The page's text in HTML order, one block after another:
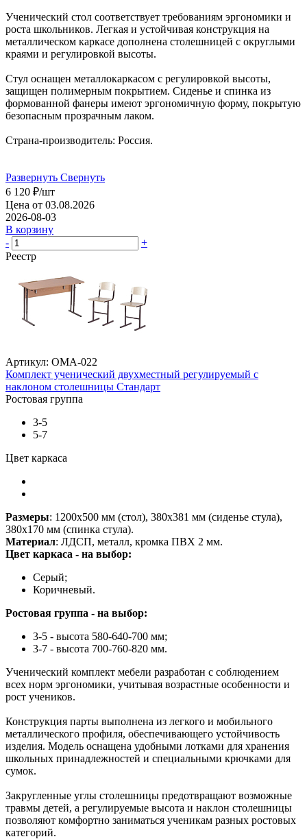
Ученический стол соответствует требованиям эргономики и
роста школьников. Легкая и устойчивая конструкция на
металлическом каркасе дополнена столешницей с округлыми
краями и регулировкой высоты.
Стул оснащен металлокаркасом с регулировкой высоты,
защищен полимерным покрытием. Сиденье и спинка из
формованной фанеры имеют эргономичную форму, покрытую
безопасным прозрачным лаком.
Страна-производитель: Россия.
Развернуть Свернуть
6 120 ₽/шт
Цена от 03.08.2026
2026-08-03
В корзину
-
+
Реестр
Артикул: ОМА-022
Комплект ученический двухместный регулируемый с
наклоном столешницы Стандарт
Ростовая группа
3-5
5-7
Цвет каркаса
Размеры: 1200х500 мм (стол), 380х381 мм (сиденье стула),
380х170 мм (спинка стула).
Материал: ЛДСП, металл, кромка ПВХ 2 мм.
Цвет каркаса - на выбор:
Серый;
Коричневый.
Ростовая группа - на выбор:
3-5 - высота 580-640-700 мм;
3-7 - высота 700-760-820 мм.
Ученический комплект мебели разработан с соблюдением
всех норм эргономики, учитывая возрастные особенности и
рост учеников.
Конструкция парты выполнена из легкого и мобильного
металлического профиля, обеспечивающего устойчивость
изделия. Модель оснащена удобными лотками для хранения
школьных принадлежностей и специальными крючками для
сумок.
Закругленные углы столешницы предотвращают возможные
травмы детей, а регулируемые высота и наклон столешницы
позволяют комфортно заниматься ученикам разных ростовых
категорий.